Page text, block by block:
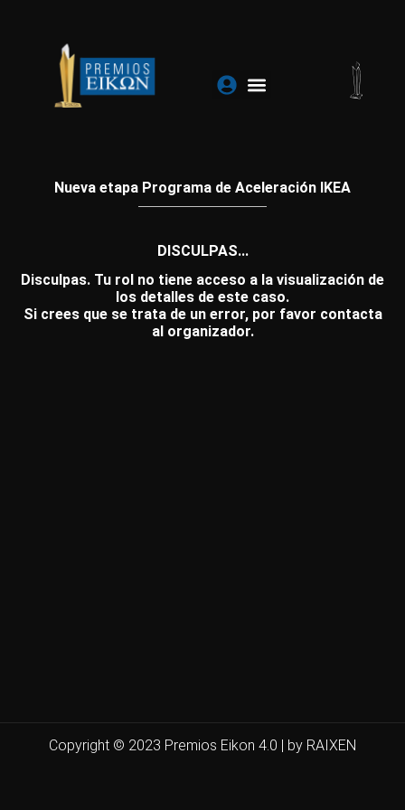
contenido
Nueva etapa Programa de Aceleración IKEA
DISCULPAS...
Disculpas. Tu rol no tiene acceso a la visualización de
los detalles de este caso.
Si crees que se trata de un error, por favor contacta
al organizador.
Copyright © 2023 Premios Eikon 4.0 | by RAIXEN